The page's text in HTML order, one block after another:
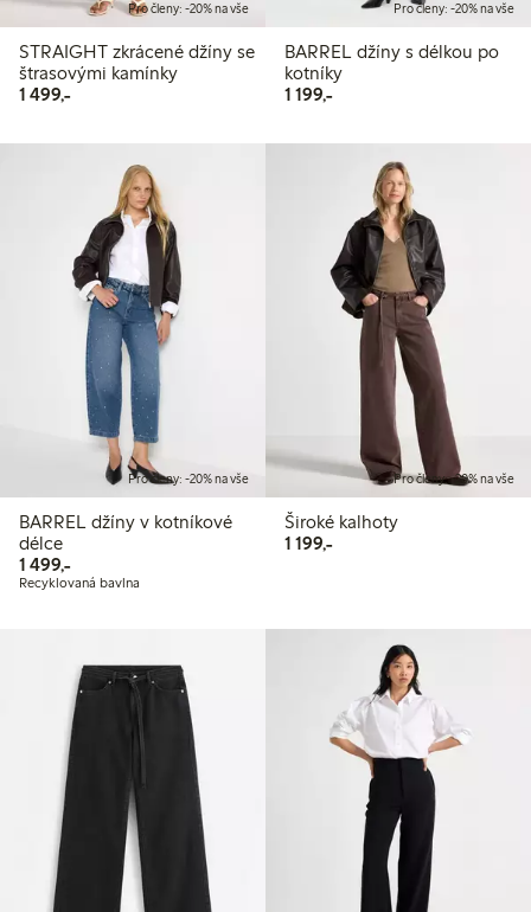
Pro členy: -20% na vše
STRAIGHT zkrácené džíny se
štrasovými kamínky
1 499,-1 499,00 Kč
Pro členy: -20% na vše
BARREL džíny s délkou po
kotníky
1 199,-1 199,00 Kč
Pro členy: -20% na vše
BARREL džíny v kotníkové
délce
1 499,-1 499,00 Kč
Recyklovaná bavlna
Pro členy: -20% na vše
Široké kalhoty
1 199,-1 199,00 Kč